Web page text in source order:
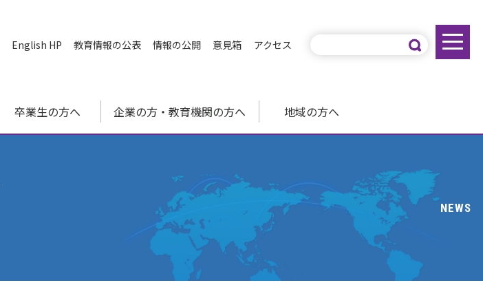
English HP 教育情報の公表 情報の公開 意見箱 アクセス
卒業生の方へ 企業の方・教育機関の方へ 地域の方へ
NEWS